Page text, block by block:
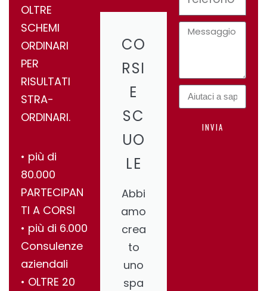
OLTRE
SCHEMI
ORDINARI
PER
RISULTATI
STRA-
ORDINARI.
•⁠ ⁠più di
80.000
PARTECIPAN
TI A CORSI
•⁠ ⁠più di 6.000
Consulenze
aziendali
•⁠ ⁠OLTRE 20
CO
RSI
E
SC
UO
LE
Abbi
amo
crea
to
uno
spa
INVIA